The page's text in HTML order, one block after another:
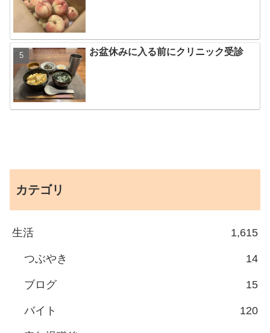
お盆休みに入る前にクリニック受診
カテゴリ
生活 1,615
つぶやき 14
ブログ 15
バイト 120